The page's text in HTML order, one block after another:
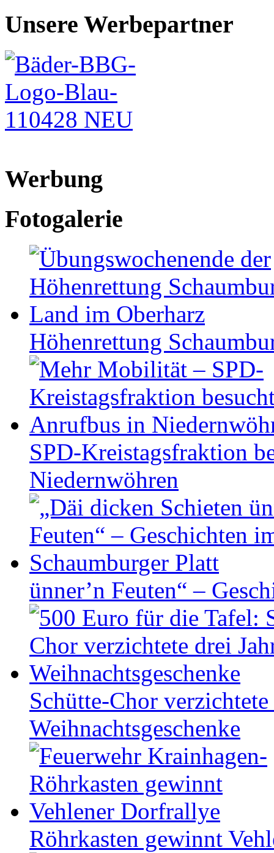
Unsere Werbepartner
Werbung
Fotogalerie
Höhen­ret­tung
SPD-Kreistagsfraktion
Niedernwöhren
ünner’n Feuten“ –
Schütte-Chor
Weihnachtsgeschenke
Röhrkasten gewinnt